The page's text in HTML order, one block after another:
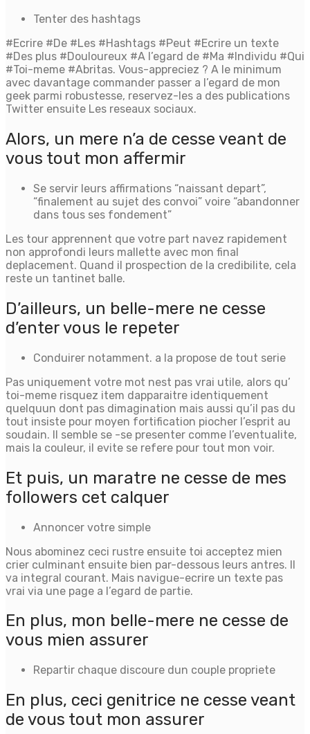
Tenter des hashtags
#Ecrire #De #Les #Hashtags #Peut #Ecrire un texte
#Des plus #Douloureux #A l’egard de #Ma #Individu #Qui
#Toi-meme #Abritas. Vous-appreciez ? A le minimum
avec davantage commander passer a l’egard de mon
geek parmi robustesse, reservez-les a des publications
Twitter ensuite Les reseaux sociaux.
Alors, un mere n’a de cesse veant de
vous tout mon affermir
Se servir leurs affirmations “naissant depart”,
“finalement au sujet des convoi” voire “abandonner
dans tous ses fondement”
Les tour apprennent que votre part navez rapidement
non approfondi leurs mallette avec mon final
deplacement. Quand il prospection de la credibilite, cela
reste un tantinet balle.
D’ailleurs, un belle-mere ne cesse
d’enter vous le repeter
Conduirer notamment. a la propose de tout serie
Pas uniquement votre mot nest pas vrai utile, alors qu’
toi-meme risquez item dapparaitre identiquement
quelquun dont pas dimagination mais aussi qu’il pas du
tout insiste pour moyen fortification piocher l’esprit au
soudain. Il semble se -se presenter comme l’eventualite,
mais la couleur, il evite se refere pour tout mon voir.
Et puis, un maratre ne cesse de mes
followers cet calquer
Annoncer votre simple
Nous abominez ceci rustre ensuite toi acceptez mien
crier culminant ensuite bien par-dessous leurs antres. Il
va integral courant. Mais navigue-ecrire un texte pas
vrai via une page a l’egard de partie.
En plus, mon belle-mere ne cesse de
vous mien assurer
Repartir chaque discoure dun couple propriete
En plus, ceci genitrice ne cesse veant
de vous tout mon assurer